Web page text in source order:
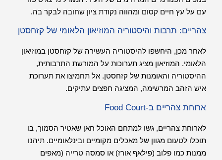
עם על עץ חיים קסום ומהווה נקודת ציון שחובה לבקר בה.
צהריים: תרבות והיסטוריה המוזיאון הלאומי של קזחסטן
לאחר מכן, היחשפו להיסטוריה העשירה של קזחסטן במוזיאון
הלאומי. המוזיאון מציג תערוכות על המורשת התרבותית,
ההיסטוריה והאומנות של קזחסטן. אל תחמיצו את תערוכת
איש הזהב המרשימה, המציגה חפצים עתיקים.
ארוחת צהריים ב-Food Court
לארוחת צהריים, גשו למתחם האוכל חאן שאטיר הסמוך, בו
תוכלו לטעום מגוון של מאכלים מקומיים ובינלאומיים. תיהנו
ממנות כמו פלוב (פילאף אורז) או סמסה טרייה (מאפים